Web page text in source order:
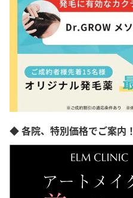
愛知県
三重県
滋賀県
京都府
大阪府
兵庫県
広島県
山口県
◆ 各院、特別価格でご案内！